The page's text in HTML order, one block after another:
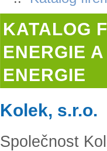
KATALOG
ENERGIE
ENERGIE
Kolek, s.r.o.
Společnost